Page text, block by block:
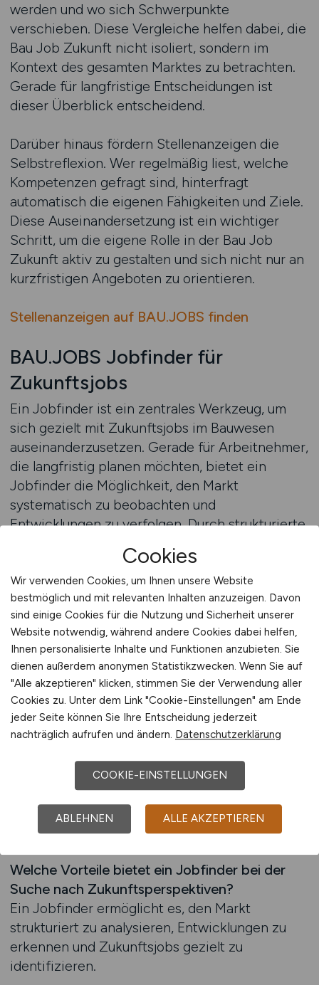
werden und wo sich Schwerpunkte
verschieben. Diese Vergleiche helfen dabei, die
Bau Job Zukunft nicht isoliert, sondern im
Kontext des gesamten Marktes zu betrachten.
Gerade für langfristige Entscheidungen ist
dieser Überblick entscheidend.
Darüber hinaus fördern Stellenanzeigen die
Selbstreflexion. Wer regelmäßig liest, welche
Kompetenzen gefragt sind, hinterfragt
automatisch die eigenen Fähigkeiten und Ziele.
Diese Auseinandersetzung ist ein wichtiger
Schritt, um die eigene Rolle in der Bau Job
Zukunft aktiv zu gestalten und sich nicht nur an
kurzfristigen Angeboten zu orientieren.
Stellenanzeigen auf BAU.JOBS finden
BAU.JOBS Jobfinder für
Zukunftsjobs
Ein Jobfinder ist ein zentrales Werkzeug, um
sich gezielt mit Zukunftsjobs im Bauwesen
auseinanderzusetzen. Gerade für Arbeitnehmer,
die langfristig planen möchten, bietet ein
Jobfinder die Möglichkeit, den Markt
systematisch zu beobachten und
Entwicklungen zu verfolgen. Durch strukturierte
erkennen, die Stabilität und Perspektive
versprechen. So wird die Bau Job Zukunft nicht
dem Zufall überlassen, sondern aktiv erkundet.
Im Bauwesen entstehen Zukunftsjobs häufig
dort, wo sich Anforderungen verändern und
neue Projektformen etablieren. Ein Jobfinder
hilft dabei, diese Veränderungen sichtbar zu
machen, indem er eine breite Auswahl an
Stellenanzeigen zugänglich macht.
Jobs regelmäßig angeboten werden und welche
neu hinzukommen. Diese Beobachtungen
liefern wertvolle Hinweise darauf, welche
Bereiche langfristig relevant bleiben.
Welche Vorteile bietet ein Jobfinder bei der
Suche nach Zukunftsperspektiven?
Ein Jobfinder ermöglicht es, den Markt
strukturiert zu analysieren, Entwicklungen zu
erkennen und Zukunftsjobs gezielt zu
identifizieren.
Cookies
Wir verwenden Cookies, um Ihnen unsere Website
bestmöglich und mit relevanten Inhalten anzuzeigen. Davon
sind einige Cookies für die Nutzung und Sicherheit unserer
Website notwendig, während andere Cookies dabei helfen,
Ihnen personalisierte Inhalte und Funktionen anzubieten. Sie
dienen außerdem anonymen Statistikzwecken. Wenn Sie auf
"Alle akzeptieren" klicken, stimmen Sie der Verwendung aller
Cookies zu. Unter dem Link "Cookie-Einstellungen" am Ende
jeder Seite können Sie Ihre Entscheidung jederzeit
nachträglich aufrufen und ändern. Datenschutzerklärung
COOKIE-EINSTELLUNGEN
ABLEHNEN ALLE AKZEPTIEREN